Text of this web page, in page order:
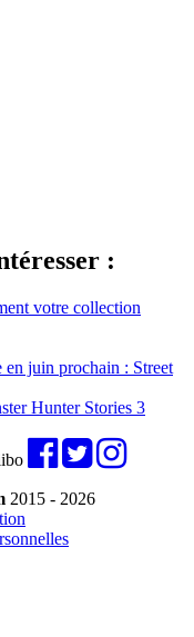
:
votre collection
juin prochain : Street
Hunter Stories 3
2015 - 2026